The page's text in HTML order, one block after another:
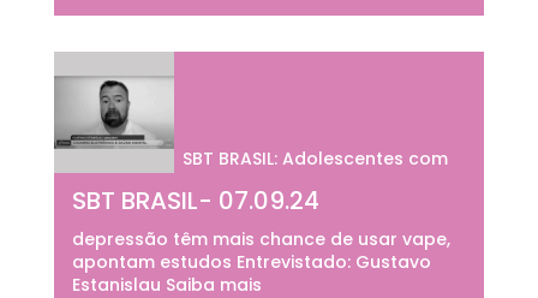
SBT BRASIL- 07.09.24
SBT BRASIL: Adolescentes com
depressão têm mais chance de usar vape,
apontam estudos Entrevistado: Gustavo
Estanislau Saiba mais